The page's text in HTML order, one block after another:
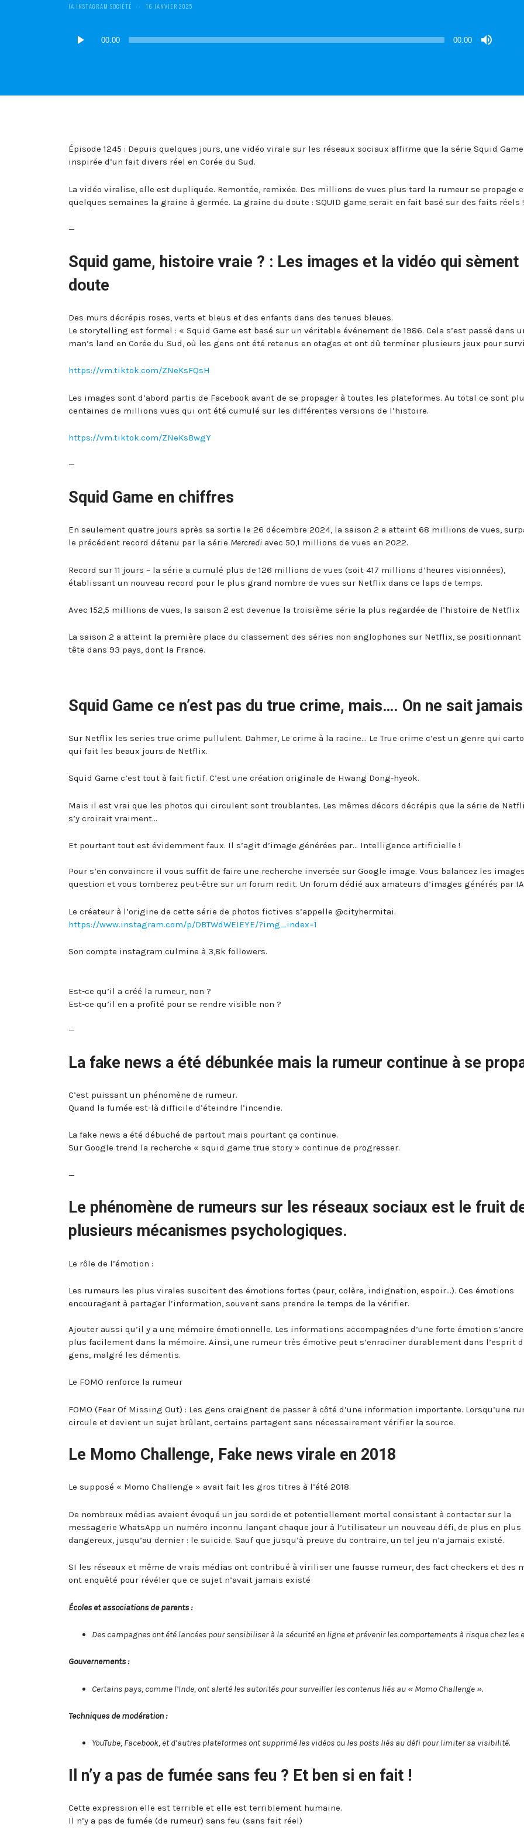
POSTED
IA INSTAGRAM SOCIÉTÉ
POSTED
16 JANVIER 2025
Lecteur
audio
00:00 00:00
Épisode 1245 : Depuis quelques jours, une vidéo virale sur les réseaux sociaux affirme que la série Squid
inspirée d’un fait divers réel en Corée du Sud.
La vidéo viralise, elle est dupliquée. Remontée, remixée. Des millions de vues plus tard la rumeur se propage
quelques semaines la graine à germée. La graine du doute : SQUID game serait en fait basé sur des faits réels
—
Squid game, histoire vraie ? : Les images et la vidéo qui sèment
doute
Des murs décrépis roses, verts et bleus et des enfants dans des tenues bleues.
Le storytelling est formel : « Squid Game est basé sur un véritable événement de 1986. Cela s’est passé dans
man’s land en Corée du Sud, où les gens ont été retenus en otages et ont dû terminer plusieurs jeux pour
https://vm.tiktok.com/ZNeKsFQsH
Les images sont d’abord partis de Facebook avant de se propager à toutes les plateformes. Au total ce sont
centaines de millions vues qui ont été cumulé sur les différentes versions de l’histoire.
https://vm.tiktok.com/ZNeKsBwgY
—
Squid Game en chiffres
En seulement quatre jours après sa sortie le 26 décembre 2024, la saison 2 a atteint 68 millions de vues,
le précédent record détenu par la série Mercredi avec 50,1 millions de vues en 2022.
Record sur 11 jours – la série a cumulé plus de 126 millions de vues (soit 417 millions d’heures visionnées),
établissant un nouveau record pour le plus grand nombre de vues sur Netflix dans ce laps de temps.
Avec 152,5 millions de vues, la saison 2 est devenue la troisième série la plus regardée de l’histoire de Netflix
La saison 2 a atteint la première place du classement des séries non anglophones sur Netflix, se positionnant
tête dans 93 pays, dont la France.
Squid Game ce n’est pas du true crime, mais…. On ne sait jamais
Sur Netflix les series true crime pullulent. Dahmer, Le crime à la racine… Le True crime c’est un genre qui
qui fait les beaux jours de Netflix.
Squid Game c’est tout à fait fictif. C’est une création originale de Hwang Dong-hyeok.
Mais il est vrai que les photos qui circulent sont troublantes. Les mêmes décors décrépis que la série de
s’y croirait vraiment…
Et pourtant tout est évidemment faux. Il s’agit d’image générées par… Intelligence artificielle !
Pour s’en convaincre il vous suffit de faire une recherche inversée sur Google image. Vous balancez les
question et vous tomberez peut-être sur un forum redit. Un forum dédié aux amateurs d’images générés par
Le créateur à l’origine de cette série de photos fictives s’appelle @cityhermitai.
https://www.instagram.com/p/DBTWdWEIEYE/?img_index=1
Son compte instagram culmine à 3,8k followers.
Est-ce qu’il a créé la rumeur, non ?
Est-ce qu’il en a profité pour se rendre visible non ?
—
La fake news a été débunkée mais la rumeur continue à se
C’est puissant un phénomène de rumeur.
Quand la fumée est-là difficile d’éteindre l’incendie.
La fake news a été débuché de partout mais pourtant ça continue.
Sur Google trend la recherche « squid game true story » continue de progresser.
—
Le phénomène de rumeurs sur les réseaux sociaux est le fruit
plusieurs mécanismes psychologiques.
Le rôle de l’émotion :
Les rumeurs les plus virales suscitent des émotions fortes (peur, colère, indignation, espoir…). Ces émotions
encouragent à partager l’information, souvent sans prendre le temps de la vérifier.
Ajouter aussi qu’il y a une mémoire émotionnelle. Les informations accompagnées d’une forte émotion
plus facilement dans la mémoire. Ainsi, une rumeur très émotive peut s’enraciner durablement dans l’esprit
gens, malgré les démentis.
Le FOMO renforce la rumeur
FOMO (Fear Of Missing Out) : Les gens craignent de passer à côté d’une information importante. Lorsqu’une
circule et devient un sujet brûlant, certains partagent sans nécessairement vérifier la source.
Le Momo Challenge, Fake news virale en 2018
Le supposé « Momo Challenge » avait fait les gros titres à l’été 2018.
De nombreux médias avaient évoqué un jeu sordide et potentiellement mortel consistant à contacter sur la
messagerie WhatsApp un numéro inconnu lançant chaque jour à l’utilisateur un nouveau défi, de plus en plus
dangereux, jusqu’au dernier : le suicide. Sauf que jusqu’à preuve du contraire, un tel jeu n’a jamais existé.
SI les réseaux et même de vrais médias ont contribué à viriliser une fausse rumeur, des fact checkers et des
ont enquêté pour révéler que ce sujet n’avait jamais existé
Écoles et associations de parents :
Des campagnes ont été lancées pour sensibiliser à la sécurité en ligne et prévenir les comportements à risque chez les
Gouvernements :
Certains pays, comme l’Inde, ont alerté les autorités pour surveiller les contenus liés au « Momo Challenge ».
Techniques de modération :
YouTube, Facebook, et d’autres plateformes ont supprimé les vidéos ou les posts liés au défi pour limiter sa visibilité.
Il n’y a pas de fumée sans feu ? Et ben si en fait !
Cette expression elle est terrible et elle est terriblement humaine.
Il n’y a pas de fumée (de rumeur) sans feu (sans fait réel)